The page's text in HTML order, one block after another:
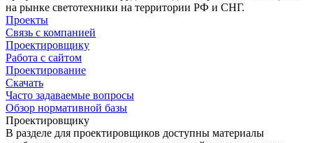
на рынке светотехники на территории РФ и СНГ.
Проекты
Связь с компанией
Проектировщику
Работа с сайтом
Проектирование
Скачать
Часто задаваемые вопросы
Обзор нормативной базы
Проектировщику
В разделе для проектировщиков доступны материалы